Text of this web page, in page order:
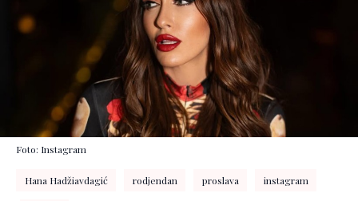
Foto: Instagram
Hana Hadžiavdagić rodjendan proslava instagram